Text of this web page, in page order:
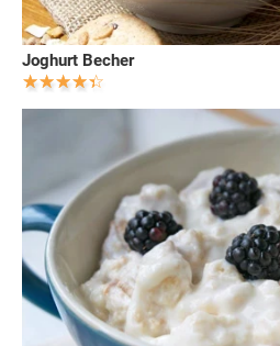
Joghurt Becher